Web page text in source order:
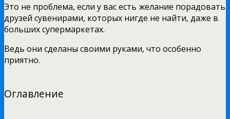
Это не проблема, если у вас есть желание порадовать
друзей сувенирами, которых нигде не найти, даже в
больших супермаркетах.
Ведь они сделаны своими руками, что особенно
приятно.
Оглавление